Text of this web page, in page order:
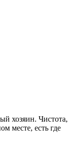
хозяин. Чистота,
месте, есть где